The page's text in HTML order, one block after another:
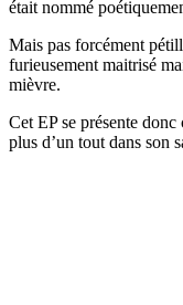
était nommé
Mais pas forcément
furieusement maitrisé
mièvre.
Cet EP se présente
plus d’un tout dans son